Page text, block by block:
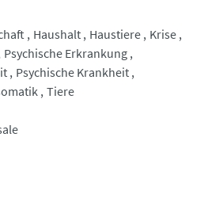
Haushalt Haustiere Krise
Psychische Erkrankung
Psychische Krankheit
Tiere